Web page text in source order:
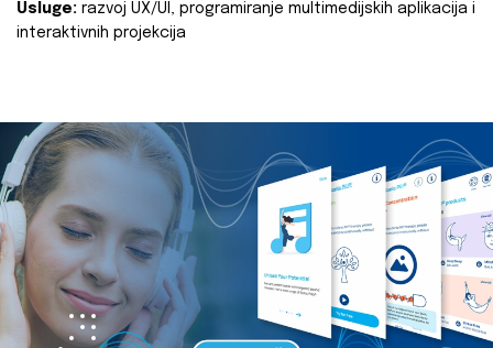
Usluge: razvoj UX/UI, programiranje multimedijskih aplikacija i
interaktivnih projekcija